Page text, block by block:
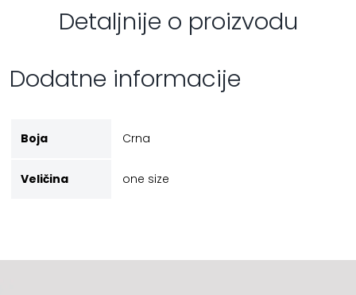
Detaljnije o proizvodu
Dodatne informacije
Boja Crna
Veličina one size